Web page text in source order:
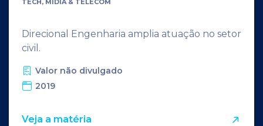
Direcional Engenharia amplia atuação no setor
civil.
Valor não divulgado
2019
Veja a matéria